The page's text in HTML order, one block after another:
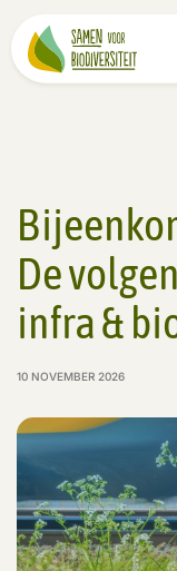
De
infra &
10 NOVEMBER 2026